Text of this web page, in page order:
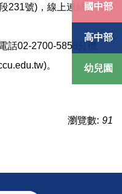
國中部
高中部
幼兒園
231號)，線上連結將另
話02-2700-5858分機
。
瀏覽數: 91